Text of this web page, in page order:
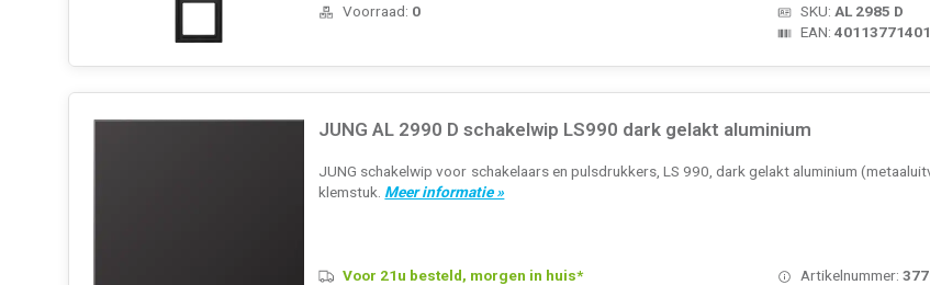
SKU: AL 2985 D
EAN:
Voorraad: 0
JUNG AL 2990 D schakelwip LS990 dark gelakt aluminium
JUNG schakelwip voor schakelaars en pulsdrukkers, LS 990, dark gelakt aluminium
klemstuk. Meer informatie »
Artikelnummer:
Voor 21u besteld, morgen in huis*